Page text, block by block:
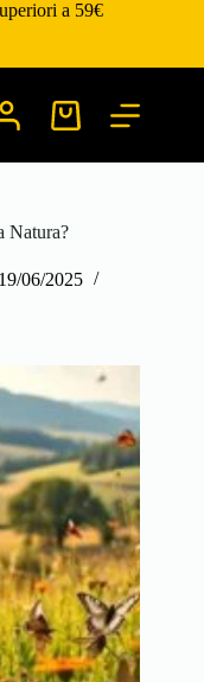
a 59€
Carrello
Natura?
19/06/2025